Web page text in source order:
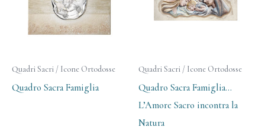
Quadri Sacri / Icone Ortodosse
Quadro Sacra Famiglia
Quadri Sacri / Icone Ortodosse
Quadro Sacra Famiglia…
L’Amore Sacro incontra la
Natura